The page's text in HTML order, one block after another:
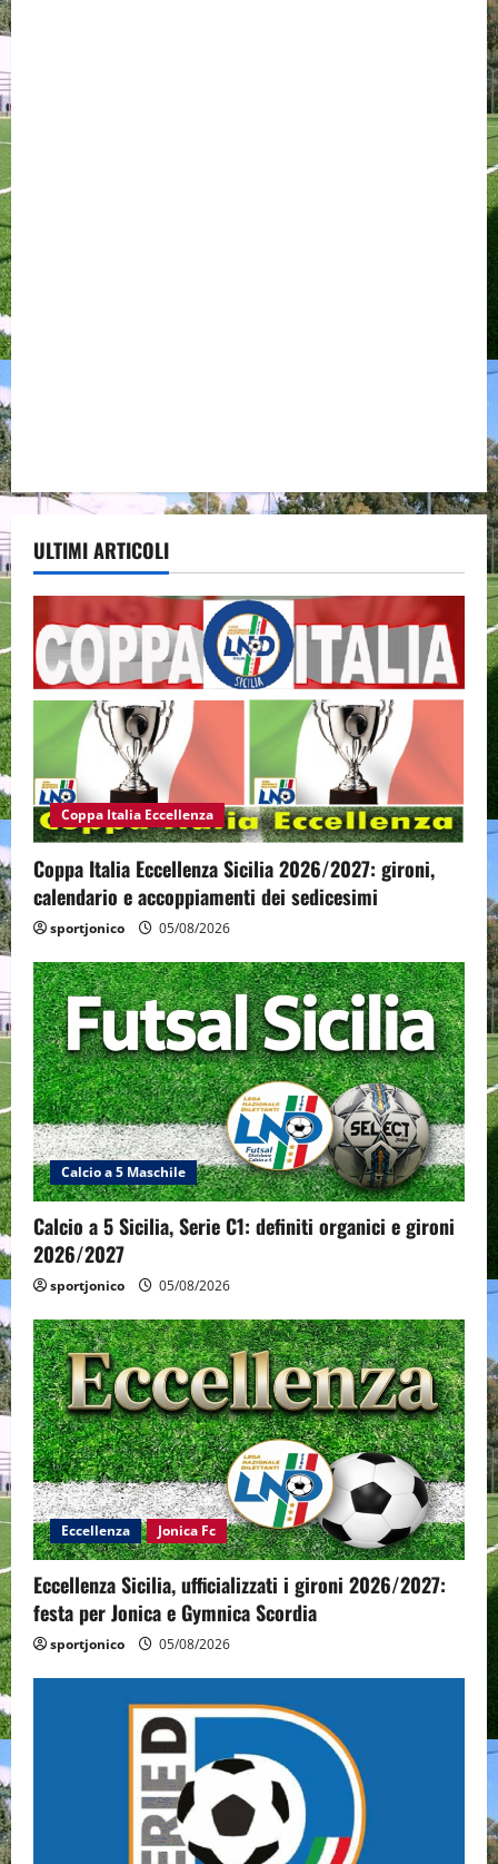
ULTIMI ARTICOLI
Coppa Italia Eccellenza
Coppa Italia Eccellenza Sicilia 2026/2027: gironi,
calendario e accoppiamenti dei sedicesimi
sportjonico 05/08/2026
Calcio a 5 Maschile
Calcio a 5 Sicilia, Serie C1: definiti organici e gironi
2026/2027
sportjonico 05/08/2026
Eccellenza Jonica Fc
Eccellenza Sicilia, ufficializzati i gironi 2026/2027:
festa per Jonica e Gymnica Scordia
sportjonico 05/08/2026